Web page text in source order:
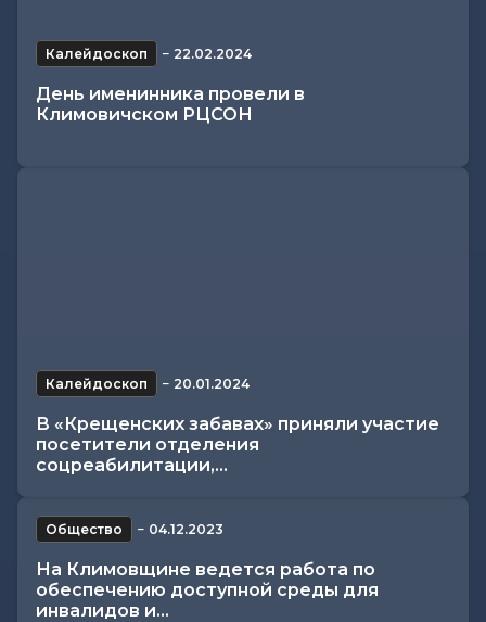
Калейдоскоп − 22.02.2024
День именинника провели в
Климовичском РЦСОН
Калейдоскоп − 20.01.2024
В «Крещенских забавах» приняли участие
посетители отделения
соцреабилитации,...
Общество − 04.12.2023
На Климовщине ведется работа по
обеспечению доступной среды для
инвалидов и...